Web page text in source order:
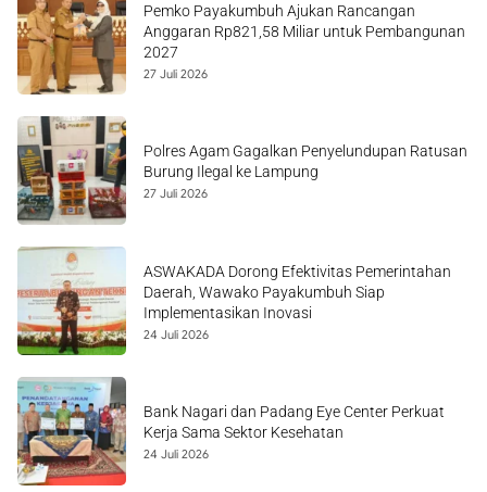
Pemko Payakumbuh Ajukan Rancangan
Anggaran Rp821,58 Miliar untuk Pembangunan
2027
27 Juli 2026
Polres Agam Gagalkan Penyelundupan Ratusan
Burung Ilegal ke Lampung
27 Juli 2026
ASWAKADA Dorong Efektivitas Pemerintahan
Daerah, Wawako Payakumbuh Siap
Implementasikan Inovasi
24 Juli 2026
Bank Nagari dan Padang Eye Center Perkuat
Kerja Sama Sektor Kesehatan
24 Juli 2026